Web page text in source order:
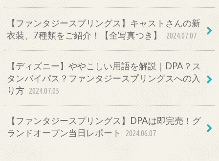
【ファンタジースプリングス】キャストさんの新
衣装、7種類をご紹介！【全写真つき】
2024.07.07
【ディズニー】ややこしい用語を解説｜DPA？ス
タンバイパス？ファンタジースプリングスへの入
り方 2024.07.05
【ファンタジースプリングス】DPAは即完売！グ
ランドオープン当日レポート
2024.06.07